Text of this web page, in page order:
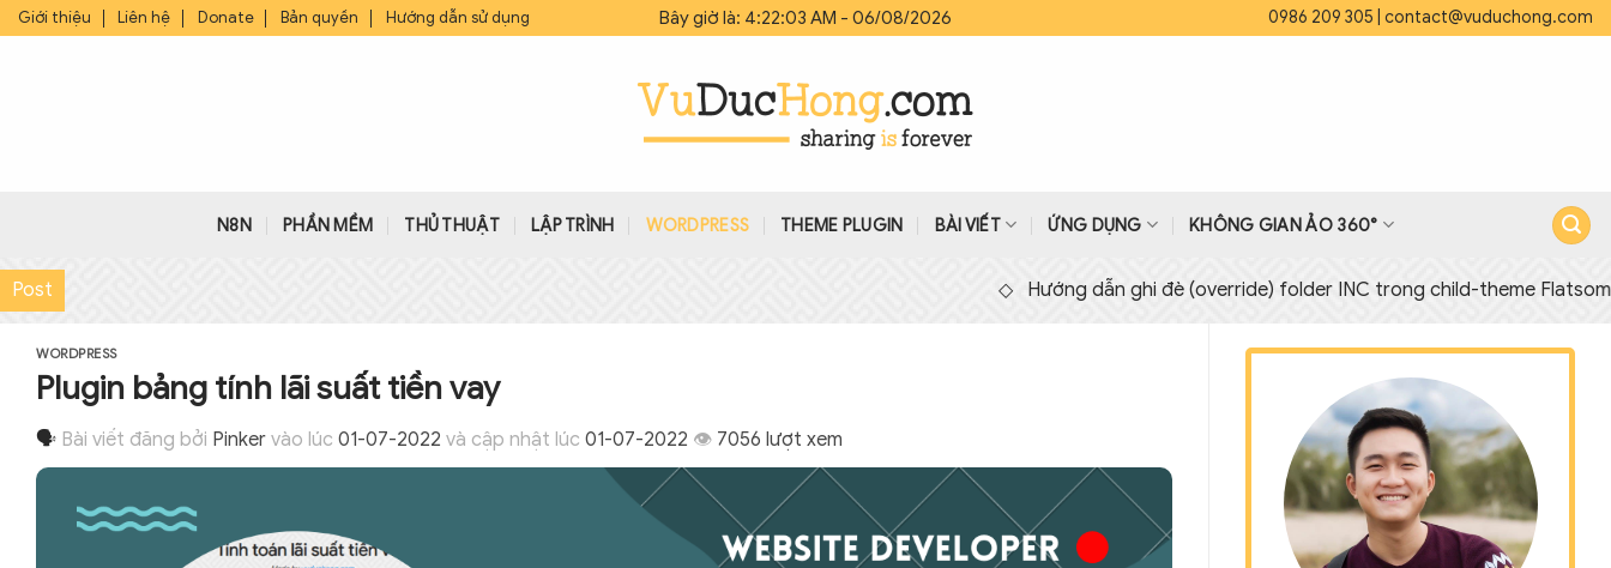
Bỏ
qua
Giới thiệu Liên hệ Donate Bản quyền Hướng dẫn sử dụng Bây giờ là: 4:22:04 AM - 06/08/2026 0986 209 305 contact@vuduchong.com
N8N PHẦN MỀM THỦ THUẬT LẬP TRÌNH WORDPRESS THEME PLUGIN BÀI VIẾT ỨNG DỤNG KHÔNG GIAN ẢO 360°
Post Hướng dẫn ghi đè (override) folder INC trong child-theme Flatsome◇
WORDPRESS
Plugin bảng tính lãi suất tiền vay
🗣 Bài viết đăng bởi Pinker vào lúc 01-07-2022 và cập nhật lúc 01-07-2022 👁 7056 lượt xem